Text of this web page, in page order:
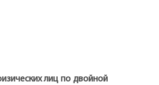
лиц по двойной